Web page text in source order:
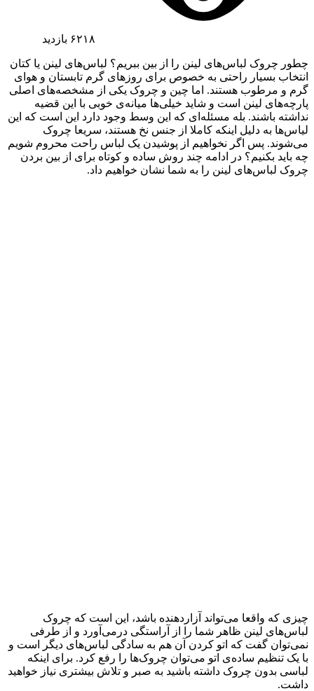
۶۲۱۸ بازدید
چطور چروک‌ لباس‌های لینن را از بین ببریم؟ لباس‌های لینن یا کتان
انتخاب بسیار راحتی به خصوص برای روزهای گرم تابستان و هوای
گرم و مرطوب هستند. اما چین و چروک یکی از مشخصه‌های اصلی
پارچه‌های لینن است و شاید خیلی‌ها میانه‌ی خوبی با این قضیه
نداشته باشند. بله مسئله‌ای که این وسط وجود دارد این است که این
لیاس‌ها به دلیل اینکه کاملا از جنس نخ هستند، سریعا چروک
می‌شوند. پس اگر نخواهیم از پوشیدن یک لباس راحت محروم شویم
چه باید بکنیم؟ در ادامه چند روش ساده و کوتاه برای از بین بردن
چروک لباس‌های لینن را به شما نشان خواهیم داد.
چیزی که واقعا می‌تواند آزاردهنده باشد، این است که چروک
لباس‌های لینن ظاهر شما را از آراستگی درمی‌آورد و از طرفی
نمی‌توان گفت که اتو کردن آن هم به سادگی لباس‌های دیگر است و
با یک تنظیم ساده‌ی اتو می‌توان چروک‌ها را رفع کرد. برای اینکه
لباسی بدون چروک داشته باشید به صبر و تلاش بیشتری نیاز خواهید
داشت.